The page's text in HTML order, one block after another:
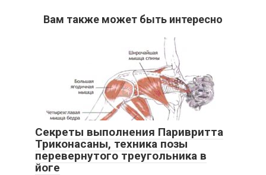
Вам также может быть интересно
Секреты выполнения Паривритта
Триконасаны, техника позы
перевернутого треугольника в
йоге